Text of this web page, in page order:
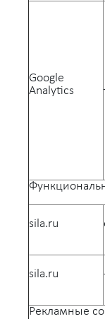
Google
Analytics
sila.ru
sila.ru
Рекламные